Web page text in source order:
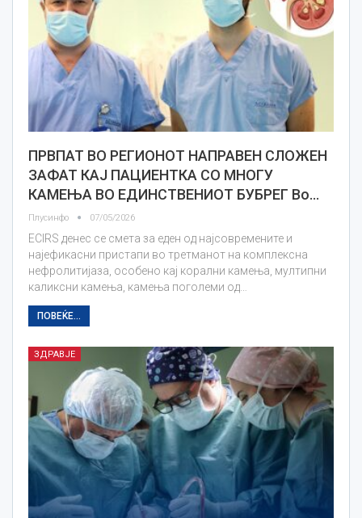
ПРВПАТ ВО РЕГИОНОТ НАПРАВЕН СЛОЖЕН
ЗАФАТ КАЈ ПАЦИЕНТКА СО МНОГУ
КАМЕЊА ВО ЕДИНСТВЕНИОТ БУБРЕГ Во…
Плусинфо 07/05/2026
ECIRS денес се смета за еден од најсовремените и
најефикасни пристапи во третманот на комплексна
нефролитијаза, особено кај корални камења, мултипни
каликсни камења, камења поголеми од…
ПОВЕЌЕ...
ЗДРАВЈЕ